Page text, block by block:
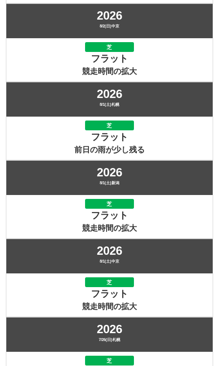
2026
8/2(日)中京
芝
フラット
競走時間の拡大
2026
8/1(土)札幌
芝
フラット
前日の雨が少し残る
2026
8/1(土)新潟
芝
フラット
競走時間の拡大
2026
8/1(土)中京
芝
フラット
競走時間の拡大
2026
7/26(日)札幌
芝